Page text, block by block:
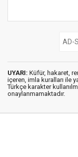
UYARI: Küfür, hakaret,
içeren, imla kuralları ile
Türkçe karakter
onaylanmamaktadır.